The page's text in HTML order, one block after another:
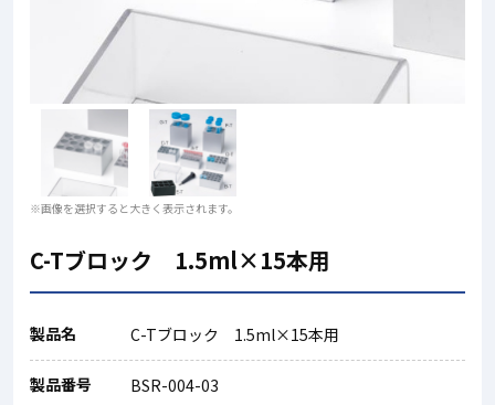
※画像を選択すると大きく表示されます。
C-Tブロック 1.5ml×15本用
製品名 C-Tブロック 1.5ml×15本用
製品番号 BSR-004-03